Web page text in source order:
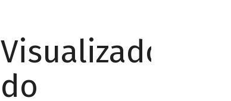
Visualizador
do